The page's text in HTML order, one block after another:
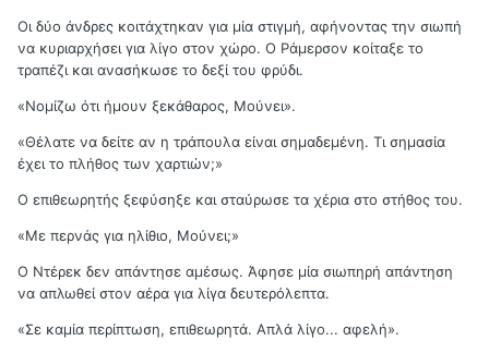
Οι δύο άνδρες κοιτάχτηκαν για μία στιγμή, αφήνοντας την σιωπή
να κυριαρχήσει για λίγο στον χώρο. Ο Ράμερσον κοίταξε το
τραπέζι και ανασήκωσε το δεξί του φρύδι.
«Νομίζω ότι ήμουν ξεκάθαρος, Μούνει».
«Θέλατε να δείτε αν η τράπουλα είναι σημαδεμένη. Τι σημασία
έχει το πλήθος των χαρτιών;»
Ο επιθεωρητής ξεφύσηξε και σταύρωσε τα χέρια στο στήθος του.
«Με περνάς για ηλίθιο, Μούνει;»
Ο Ντέρεκ δεν απάντησε αμέσως. Άφησε μία σιωπηρή απάντηση
να απλωθεί στον αέρα για λίγα δευτερόλεπτα.
«Σε καμία περίπτωση, επιθεωρητά. Απλά λίγο... αφελή».